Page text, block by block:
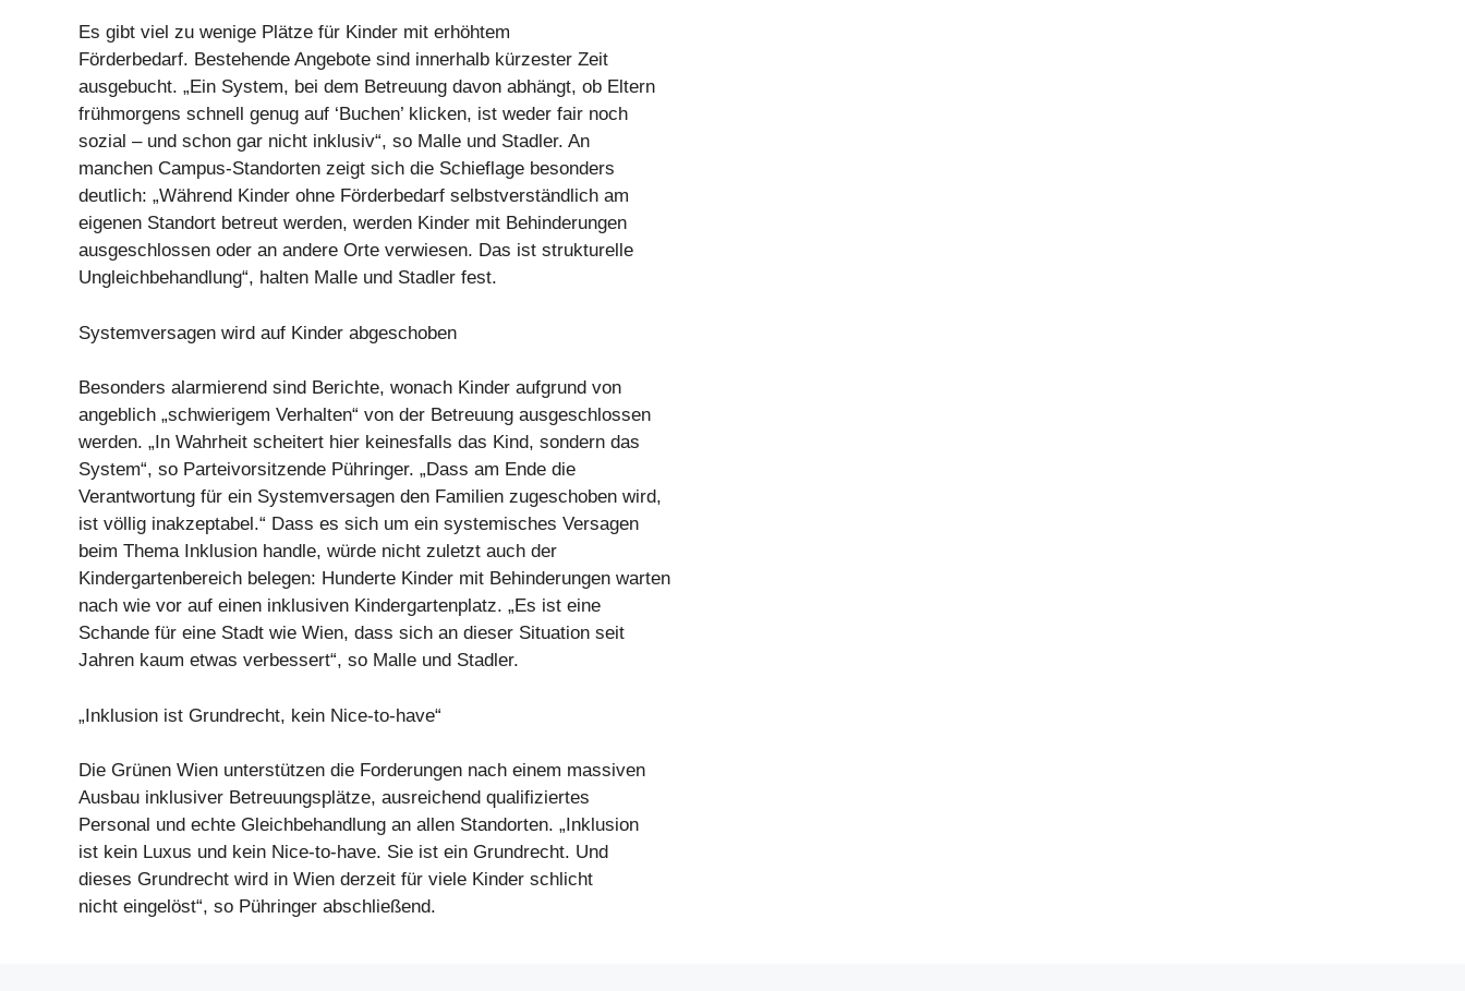
Es gibt viel zu wenige Plätze für Kinder mit erhöhtem
Förderbedarf. Bestehende Angebote sind innerhalb kürzester Zeit
ausgebucht. „Ein System, bei dem Betreuung davon abhängt, ob Eltern
frühmorgens schnell genug auf ‘Buchen’ klicken, ist weder fair noch
sozial – und schon gar nicht inklusiv“, so Malle und Stadler. An
manchen Campus-Standorten zeigt sich die Schieflage besonders
deutlich: „Während Kinder ohne Förderbedarf selbstverständlich am
eigenen Standort betreut werden, werden Kinder mit Behinderungen
ausgeschlossen oder an andere Orte verwiesen. Das ist strukturelle
Ungleichbehandlung“, halten Malle und Stadler fest.
Systemversagen wird auf Kinder abgeschoben
Besonders alarmierend sind Berichte, wonach Kinder aufgrund von
angeblich „schwierigem Verhalten“ von der Betreuung ausgeschlossen
werden. „In Wahrheit scheitert hier keinesfalls das Kind, sondern das
System“, so Parteivorsitzende Pühringer. „Dass am Ende die
Verantwortung für ein Systemversagen den Familien zugeschoben wird,
ist völlig inakzeptabel.“ Dass es sich um ein systemisches Versagen
beim Thema Inklusion handle, würde nicht zuletzt auch der
Kindergartenbereich belegen: Hunderte Kinder mit Behinderungen warten
nach wie vor auf einen inklusiven Kindergartenplatz. „Es ist eine
Schande für eine Stadt wie Wien, dass sich an dieser Situation seit
Jahren kaum etwas verbessert“, so Malle und Stadler.
„Inklusion ist Grundrecht, kein Nice-to-have“
Die Grünen Wien unterstützen die Forderungen nach einem massiven
Ausbau inklusiver Betreuungsplätze, ausreichend qualifiziertes
Personal und echte Gleichbehandlung an allen Standorten. „Inklusion
ist kein Luxus und kein Nice-to-have. Sie ist ein Grundrecht. Und
dieses Grundrecht wird in Wien derzeit für viele Kinder schlicht
nicht eingelöst“, so Pühringer abschließend.